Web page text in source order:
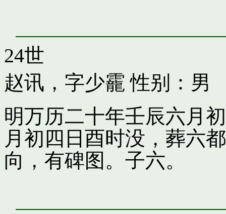
24世
赵讯，字少靇 性别：男
明万历二十年壬辰六月
月初四日酉时没，葬六
向，有碑图。子六。